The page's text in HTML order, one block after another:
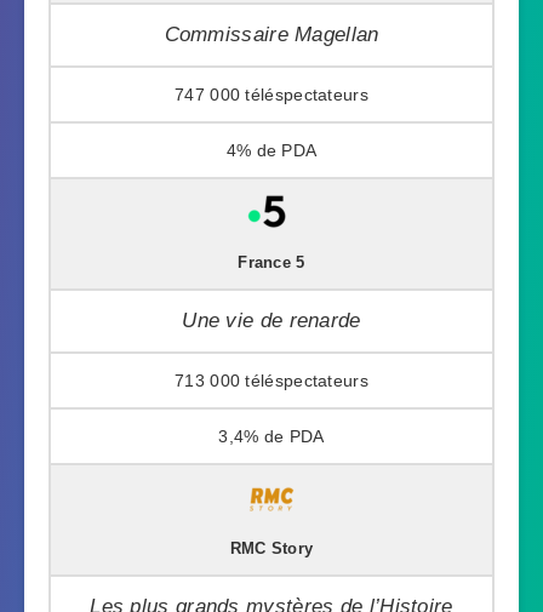
Commissaire Magellan
747 000
4%
France 5
Une vie de renarde
713 000
3,4%
RMC Story
Les plus grands mystères de l’Histoire